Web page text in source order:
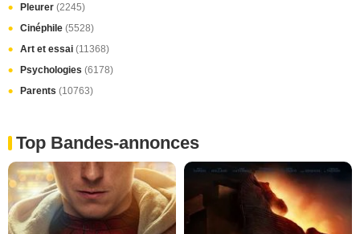
Pleurer (2245)
Cinéphile (5528)
Art et essai (11368)
Psychologies (6178)
Parents (10763)
Top Bandes-annonces